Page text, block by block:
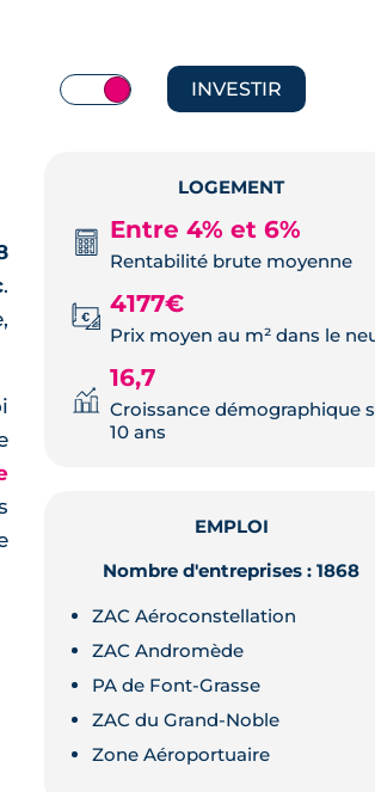
INVESTIR
.
LOGEMENT
Entre 4% et 6%
Rentabilité brute moyenne
4177€
Prix moyen au m² dans le
16,7
Croissance démographique
10 ans
EMPLOI
Nombre d'entreprises : 1868
ZAC Aéroconstellation
ZAC Andromède
PA de Font-Grasse
ZAC du Grand-Noble
Zone Aéroportuaire